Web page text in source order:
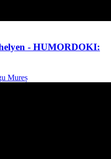
- HUMORDOKI:
Mureș